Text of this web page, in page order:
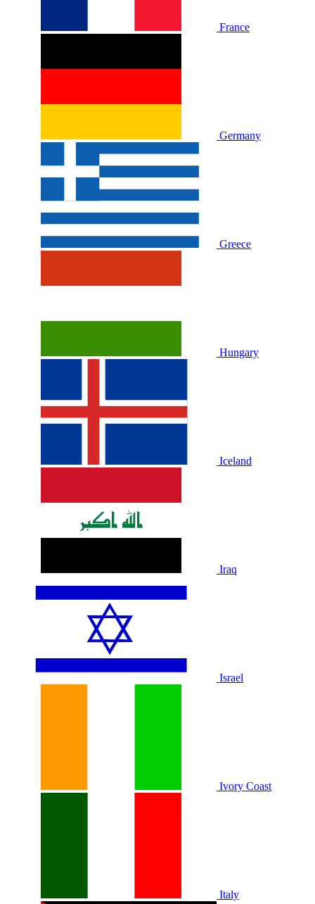
France
Germany
Greece
Hungary
Iceland
Iraq
Israel
Ivory Coast
Italy